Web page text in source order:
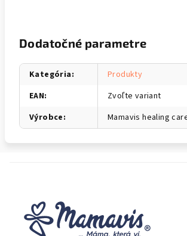
Dodatočné parametre
Kategória:
Produkty
EAN:
Zvoľte variant
Výrobce: Mamavis healing